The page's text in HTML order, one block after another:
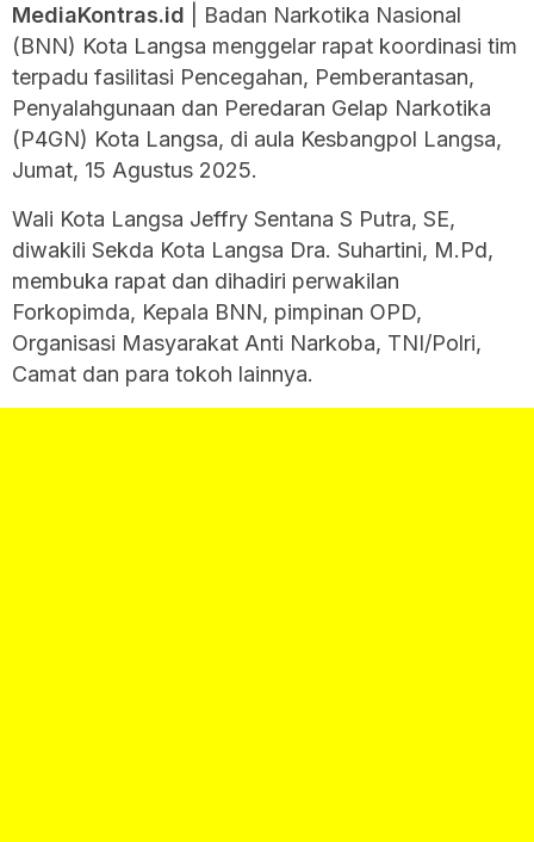
MediaKontras.id | Badan Narkotika Nasional
(BNN) Kota Langsa menggelar rapat koordinasi tim
terpadu fasilitasi Pencegahan, Pemberantasan,
Penyalahgunaan dan Peredaran Gelap Narkotika
(P4GN) Kota Langsa, di aula Kesbangpol Langsa,
Jumat, 15 Agustus 2025.
Wali Kota Langsa Jeffry Sentana S Putra, SE,
diwakili Sekda Kota Langsa Dra. Suhartini, M.Pd,
membuka rapat dan dihadiri perwakilan
Forkopimda, Kepala BNN, pimpinan OPD,
Organisasi Masyarakat Anti Narkoba, TNI/Polri,
Camat dan para tokoh lainnya.